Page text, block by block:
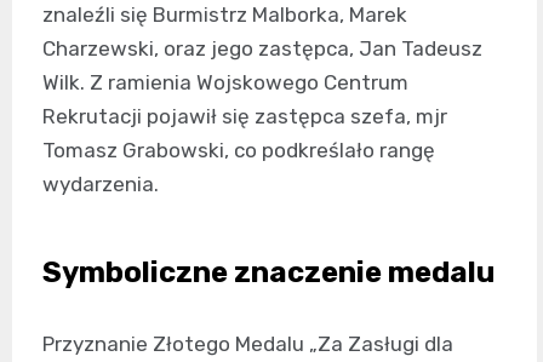
znaleźli się Burmistrz Malborka, Marek
Charzewski, oraz jego zastępca, Jan Tadeusz
Wilk. Z ramienia Wojskowego Centrum
Rekrutacji pojawił się zastępca szefa, mjr
Tomasz Grabowski, co podkreślało rangę
wydarzenia.
Symboliczne znaczenie medalu
Przyznanie Złotego Medalu „Za Zasługi dla